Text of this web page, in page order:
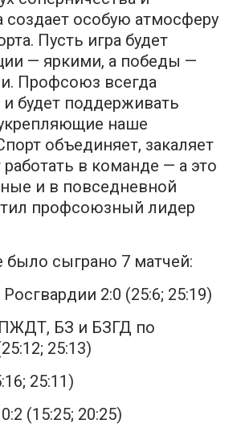
создает особую атмосферу
Пусть игра будет
— яркими, а победы —
Профсоюз всегда
будет поддерживать
наше
объединяет, закаляет
работать в команде — а это
и в повседневной
профсоюзный лидер
было сыграно 7 матчей:
2:0 (25:6; 25:19)
БЗ и БЗГД по
25:13)
25:11)
(15:25; 20:25)